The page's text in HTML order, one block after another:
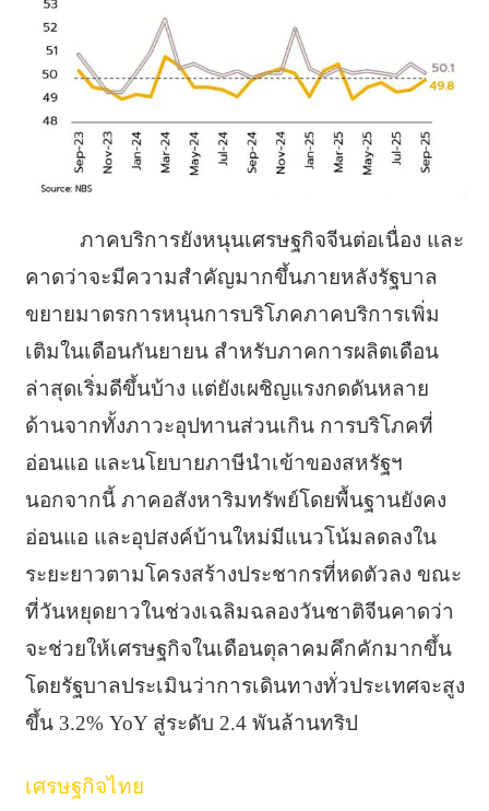
ภาคบริการยังหนุนเศรษฐกิจจีนต่อเนื่อง และ
คาดว่าจะมีความสำคัญมากขึ้นภายหลังรัฐบาล
ขยายมาตรการหนุนการบริโภคภาคบริการเพิ่ม
เติมในเดือนกันยายน สำหรับภาคการผลิตเดือน
ล่าสุดเริ่มดีขึ้นบ้าง แต่ยังเผชิญแรงกดดันหลาย
ด้านจากทั้งภาวะอุปทานส่วนเกิน การบริโภคที่
อ่อนแอ และนโยบายภาษีนำเข้าของสหรัฐฯ
นอกจากนี้ ภาคอสังหาริมทรัพย์โดยพื้นฐานยังคง
อ่อนแอ และอุปสงค์บ้านใหม่มีแนวโน้มลดลงใน
ระยะยาวตามโครงสร้างประชากรที่หดตัวลง ขณะ
ที่วันหยุดยาวในช่วงเฉลิมฉลองวันชาติจีนคาดว่า
จะช่วยให้เศรษฐกิจในเดือนตุลาคมคึกคักมากขึ้น
โดยรัฐบาลประเมินว่าการเดินทางทั่วประเทศจะสูง
ขึ้น 3.2% YoY สู่ระดับ 2.4 พันล้านทริป
เศรษฐกิจไทย